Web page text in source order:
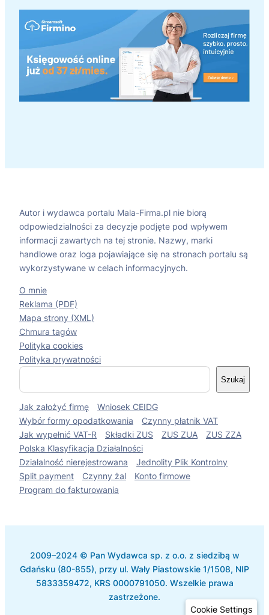
Autor i wydawca portalu Mala-Firma.pl nie biorą
odpowiedzialności za decyzje podjęte pod wpływem
informacji zawartych na tej stronie. Nazwy, marki
handlowe oraz loga pojawiające się na stronach portalu są
wykorzystywane w celach informacyjnych.
O mnie
Reklama (PDF)
Mapa strony (XML)
Chmura tagów
Polityka cookies
Polityka prywatności
S
k
a
Szukaj
Jak założyć firmę
Wniosek CEIDG
Wybór formy opodatkowania
Czynny płatnik VAT
Jak wypełnić VAT-R
Składki ZUS ZUS ZUA
ZUS ZZA
Polska Klasyfikacja Działalności
Działalność nierejestrowana
Jednolity Plik Kontrolny
Split payment
Czynny żal
Konto firmowe
Program do fakturowania
2009–2024 © Pan Wydawca sp. z o.o. z siedzibą w
Gdańsku (80-855), przy ul. Wały Piastowskie 1/1508, NIP
5833359472, KRS 0000791050. Wszelkie prawa
zastrzeżone.
Cookie Settings